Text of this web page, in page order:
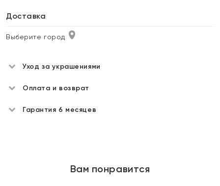
Доставка
Выберите город
Уход за украшениями
Оплата и возврат
Гарантия 6 месяцев
Вам понравится